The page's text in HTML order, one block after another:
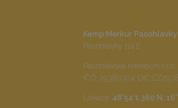
Kemp Merkur Pasohlávky
Pasohlávky 114 E
Pasohlávská rekreační s.r.o.
IČO: 29380324,
Lokace: 48°54’1.360 N,